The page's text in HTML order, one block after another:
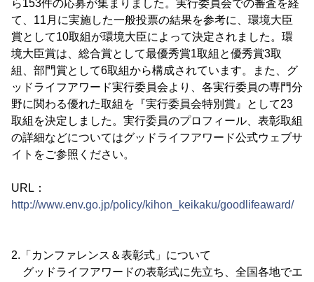
ら153件の応募が集まりました。実行委員会での審査を経
て、11月に実施した一般投票の結果を参考に、環境大臣
賞として10取組が環境大臣によって決定されました。環
境大臣賞は、総合賞として最優秀賞1取組と優秀賞3取
組、部門賞として6取組から構成されています。また、グ
ッドライフアワード実行委員会より、各実行委員の専門分
野に関わる優れた取組を『実行委員会特別賞』として23
取組を決定しました。実行委員のプロフィール、表彰取組
の詳細などについてはグッドライフアワード公式ウェブサ
イトをご参照ください。
URL：
http://www.env.go.jp/policy/kihon_keikaku/goodlifeaward/
2.「カンファレンス＆表彰式」について
グッドライフアワードの表彰式に先立ち、全国各地でエ